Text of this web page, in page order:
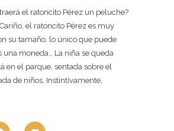
el ratoncito Pérez un peluche?
el ratoncito Pérez es muy
su tamaño, lo único que puede
una moneda… La niña se queda
en el parque, sentada sobre el
de niños. Instintivamente,